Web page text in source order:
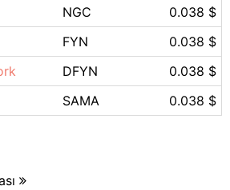
NGC
0.038 $
FYN
0.038 $
DFYN
0.038 $
SAMA 0.038 $